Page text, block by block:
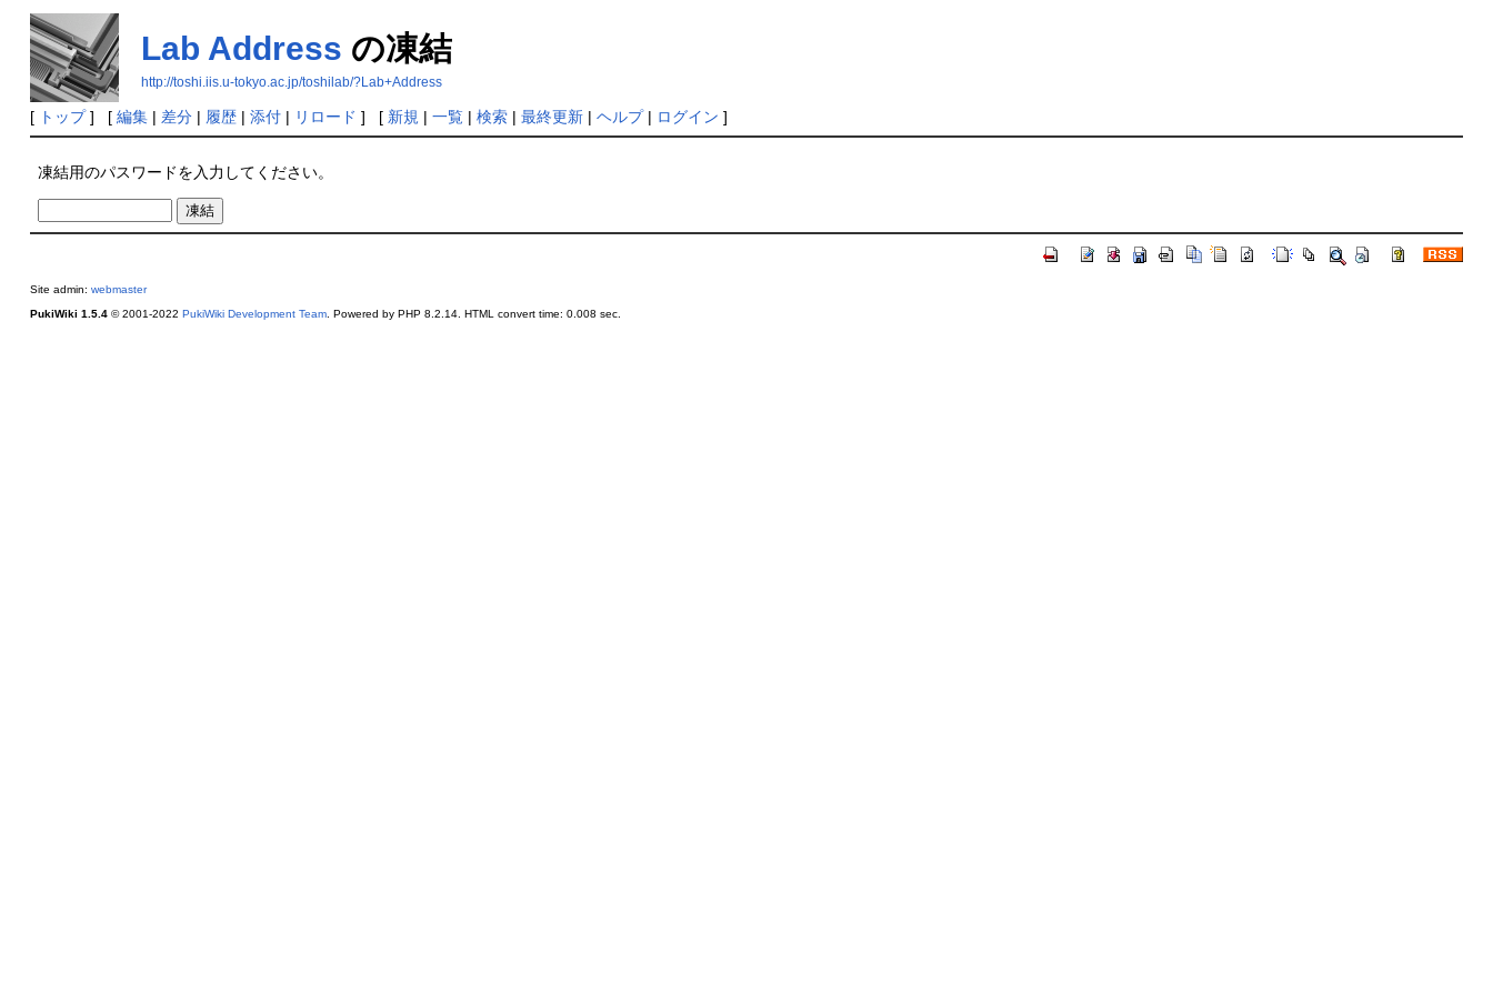
Lab Address の凍結
http://toshi.iis.u-tokyo.ac.jp/toshilab/?Lab+Address
[ トップ] [ 編集| 差分| 履歴| 添付| リロード ] [ 新規 | 一覧| 検索| 最終更新| ヘルプ| ログイン ]
凍結用のパスワードを入力してください。
Site admin: webmaster
PukiWiki 1.5.4© 2001-2022 PukiWiki Development Team. Powered by PHP 8.2.14. HTML convert time: 0.008 sec.